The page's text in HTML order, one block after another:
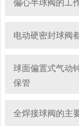
偏心半球阀的工
电动硬密封球阀
球面偏置式气动
保管
全焊接球阀的主